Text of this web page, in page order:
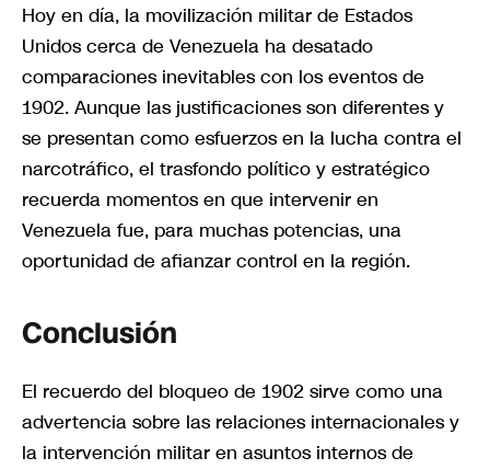
Hoy en día, la movilización militar de Estados
Unidos cerca de Venezuela ha desatado
comparaciones inevitables con los eventos de
1902. Aunque las justificaciones son diferentes y
se presentan como esfuerzos en la lucha contra el
narcotráfico, el trasfondo político y estratégico
recuerda momentos en que intervenir en
Venezuela fue, para muchas potencias, una
oportunidad de afianzar control en la región.
Conclusión
El recuerdo del bloqueo de 1902 sirve como una
advertencia sobre las relaciones internacionales y
la intervención militar en asuntos internos de